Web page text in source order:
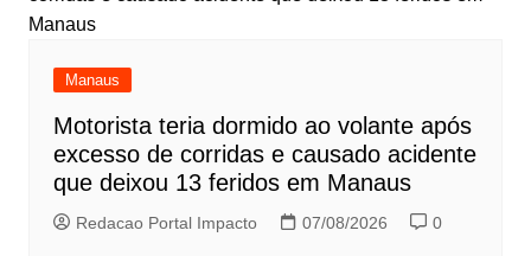
Manaus
Motorista teria dormido ao volante após
excesso de corridas e causado acidente
que deixou 13 feridos em Manaus
Redacao Portal Impacto 07/08/2026 0